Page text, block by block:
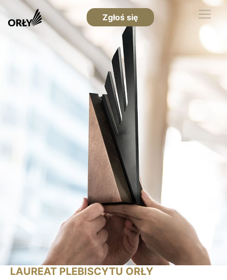
Zgłoś się
LAUREAT PLEBISCYTU ORŁY